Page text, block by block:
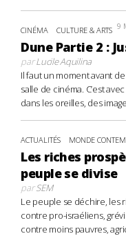
CINÉMA CULTURE & ARTS 9
Dune Partie 2 :
parLucile Aquilina
Il faut un moment avant
salle de cinéma. C’est
dans les oreilles, des
ACTUALITÉS MONDE
Les riches
peuple se divise
parSEM
Le peuple se déchire, les
contre pro-israéliens,
contre moins pauvres,